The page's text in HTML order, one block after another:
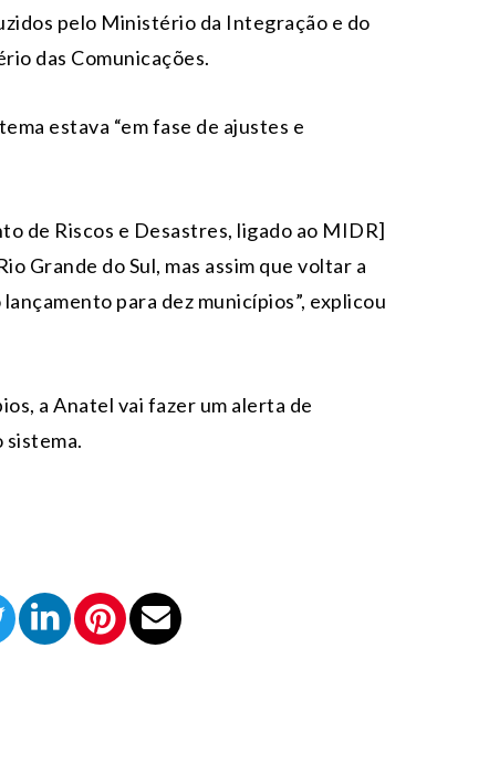
pelo Ministério da Integração e do
das Comunicações.
estava “em fase de ajustes e
de Riscos e Desastres, ligado ao MIDR]
Grande do Sul, mas assim que voltar a
para dez municípios”, explicou
a Anatel vai fazer um alerta de
sistema.